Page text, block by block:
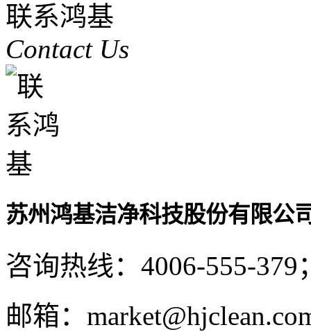
联系鸿基
Contact Us
苏州鸿基洁净科技股份有限公
咨询热线： 4006-555-379
邮箱：